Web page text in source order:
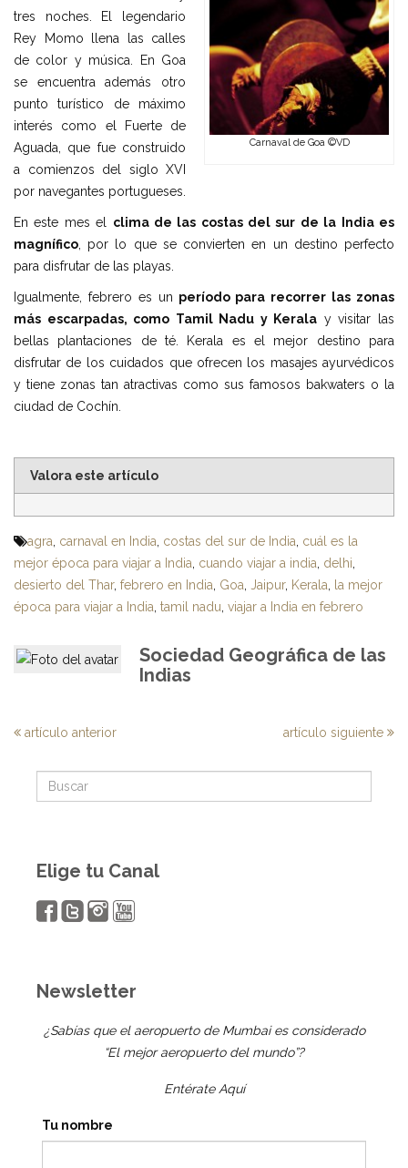
Carnaval de Goa ©VD
tres noches. El legendario
Rey Momo llena las calles
de color y música. En Goa
se encuentra además otro
punto turístico de máximo
interés como el Fuerte de
Aguada, que fue construido
a comienzos del siglo XVI
por navegantes portugueses.
En este mes el clima de las costas del sur de la India es
magnífico , por lo que se convierten en un destino perfecto
para disfrutar de las playas.
Igualmente, febrero es un período para recorrer las zonas
más escarpadas, como Tamil Nadu y Kerala y visitar las
bellas plantaciones de té. Kerala es el mejor destino para
disfrutar de los cuidados que ofrecen los masajes ayurvédicos
y tiene zonas tan atractivas como sus famosos bakwaters o la
ciudad de Cochín.
Valora este artículo
agra carnaval en India costas del sur de India cuál es la
mejor época para viajar a India cuando viajar a india delhi
desierto del Thar, febrero en India Goa Jaipur, Kerala
la mejor
época para viajar a India tamil nadu viajar a India en febrero
Sociedad Geográfica de las
Indias
artículo anterior artículo siguiente
Elige tu Canal
Newsletter
¿Sabías que el aeropuerto de Mumbai es considerado
“El mejor aeropuerto del mundo”?
Entérate Aquí
Tu nombre